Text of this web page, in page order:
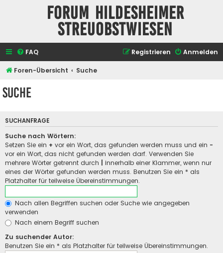
Forum Hildesheimer
Streuobstwiesen
FAQ Anmelden
Registrieren
Foren-Übersicht Suche
Suche
SUCHANFRAGE
Suche nach Wörtern:
Setzen Sie ein + vor ein Wort, das gefunden werden muss und ein -
vor ein Wort, das nicht gefunden werden darf. Verwenden Sie
mehrere Wörter getrennt durch
innerhalb einer Klammer, wenn nur
eines der Wörter gefunden werden muss. Benutzen Sie ein * als
Platzhalter für teilweise Übereinstimmungen.
Nach allen Begriffen suchen oder Suche wie angegeben
verwenden
Nach einem Begriff suchen
Zu suchender Autor:
Benutzen Sie ein * als Platzhalter für teilweise Übereinstimmungen.